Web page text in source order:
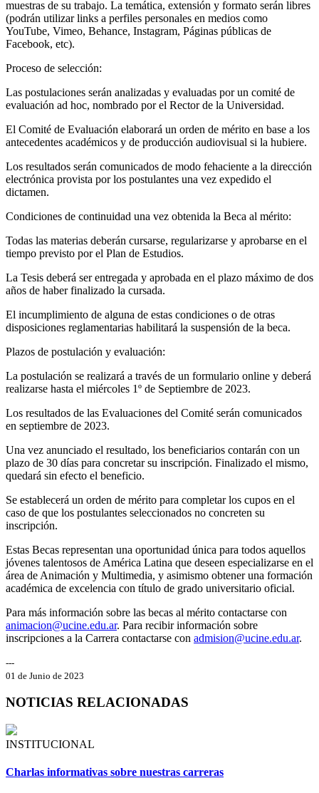
muestras de su trabajo. La temática, extensión y formato serán libres
(podrán utilizar links a perfiles personales en medios como
YouTube, Vimeo, Behance, Instagram, Páginas públicas de
Facebook, etc).
Proceso de selección:
Las postulaciones serán analizadas y evaluadas por un comité de
evaluación ad hoc, nombrado por el Rector de la Universidad.
El Comité de Evaluación elaborará un orden de mérito en base a los
antecedentes académicos y de producción audiovisual si la hubiere.
Los resultados serán comunicados de modo fehaciente a la dirección
electrónica provista por los postulantes una vez expedido el
dictamen.
Condiciones de continuidad una vez obtenida la Beca al mérito:
Todas las materias deberán cursarse, regularizarse y aprobarse en el
tiempo previsto por el Plan de Estudios.
La Tesis deberá ser entregada y aprobada en el plazo máximo de dos
años de haber finalizado la cursada.
El incumplimiento de alguna de estas condiciones o de otras
disposiciones reglamentarias habilitará la suspensión de la beca.
Plazos de postulación y evaluación:
La postulación se realizará a través de un formulario online y deberá
realizarse hasta el miércoles 1º de Septiembre de 2023.
Los resultados de las Evaluaciones del Comité serán comunicados
en septiembre de 2023.
Una vez anunciado el resultado, los beneficiarios contarán con un
plazo de 30 días para concretar su inscripción. Finalizado el mismo,
quedará sin efecto el beneficio.
Se establecerá un orden de mérito para completar los cupos en el
caso de que los postulantes seleccionados no concreten su
inscripción.
Estas Becas representan una oportunidad única para todos aquellos
jóvenes talentosos de América Latina que deseen especializarse en el
área de Animación y Multimedia, y asimismo obtener una formación
académica de excelencia con título de grado universitario oficial.
Para más información sobre las becas al mérito contactarse con
animacion@ucine.edu.ar. Para recibir información sobre
inscripciones a la Carrera contactarse con admision@ucine.edu.ar.
---
01 de Junio de 2023
NOTICIAS RELACIONADAS
INSTITUCIONAL
Charlas informativas sobre nuestras carreras